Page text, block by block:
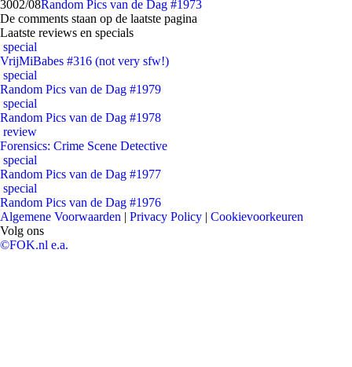
3002/08Random Pics van de Dag #1973
De comments staan op de laatste pagina
Laatste reviews en specials
special
VrijMiBabes #316 (not very sfw!)
special
Random Pics van de Dag #1979
special
Random Pics van de Dag #1978
review
Forensics: Crime Scene Detective
special
Random Pics van de Dag #1977
special
Random Pics van de Dag #1976
Algemene Voorwaarden | Privacy Policy | Cookievoorkeuren
Volg ons
©FOK.nl e.a.